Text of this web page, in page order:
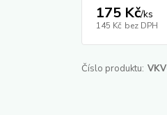
175 Kč/ks
145 Kč bez DPH
Číslo produktu: